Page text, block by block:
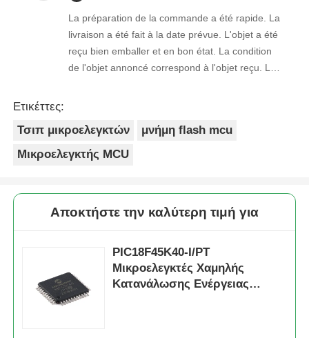
La préparation de la commande a été rapide. La
livraison a été fait à la date prévue. L'objet a été
reçu bien emballer et en bon état. La condition
de l'objet annoncé correspond à l'objet reçu. Le
Ετικέττες:
Τσιπ μικροελεγκτών
μνήμη flash mcu
Μικροελεγκτής MCU
Αποκτήστε την καλύτερη τιμή για
PIC18F45K40-I/PT
Μικροελεγκτές Χαμηλής
Κατανάλωσης Ενέργειας